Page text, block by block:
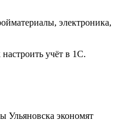
электроника,
учёт в 1С.
Ульяновска экономят